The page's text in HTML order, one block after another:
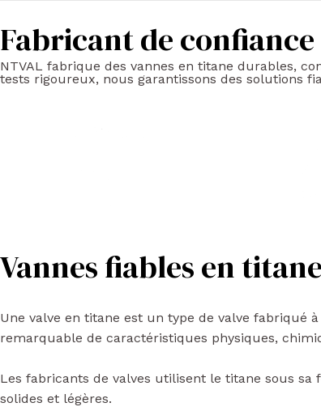
Fabricant de
NTVAL fabrique des vannes en titane durables,
tests rigoureux, nous garantissons des solutions
Vannes fiables en titane
Une valve en titane est un type de valve fabriqué
remarquable de caractéristiques physiques,
Les fabricants de valves utilisent le titane sous
solides et légères.